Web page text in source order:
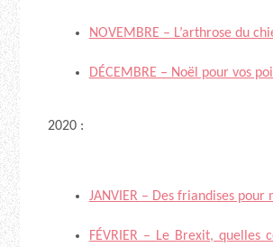
NOVEMBRE – L’arthrose du
DÉCEMBRE – Noël pour vos
2020 :
JANVIER – Des friandises pour
FÉVRIER – Le Brexit, quelles